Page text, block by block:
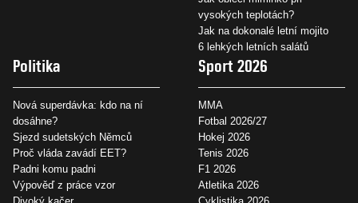
vysokých teplotách?
Jak na dokonalé letní mojito
6 lehkých letních salátů
Politika
Nová superdávka: kdo na ní
dosáhne?
Sjezd sudetských Němců
Proč vláda zavádí EET?
Padni komu padni
Výpověď z práce vzor
Sport 2026
MMA
Fotbal 2026/27
Hokej 2026
Tenis 2026
F1 2026
Atletika 2026